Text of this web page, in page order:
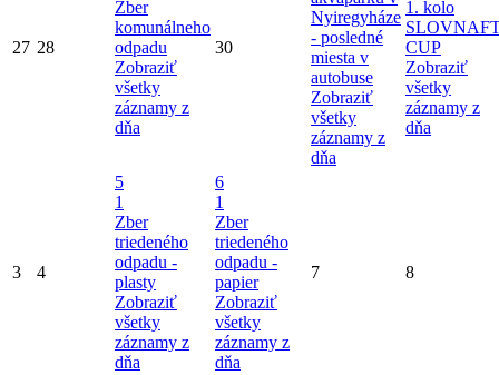
27 28
Zber
komunálneho
odpadu
Zobraziť
všetky
záznamy z
dňa
30
Nyiregyháze
- posledné
miesta v
autobuse
Zobraziť
všetky
záznamy z
dňa
1. kolo
CUP
Zobraziť
všetky
záznamy z
dňa
3 4
5
1
Zber
triedeného
odpadu -
plasty
Zobraziť
všetky
záznamy z
dňa
6
1
Zber
triedeného
odpadu -
papier
Zobraziť
všetky
záznamy z
dňa
7 8